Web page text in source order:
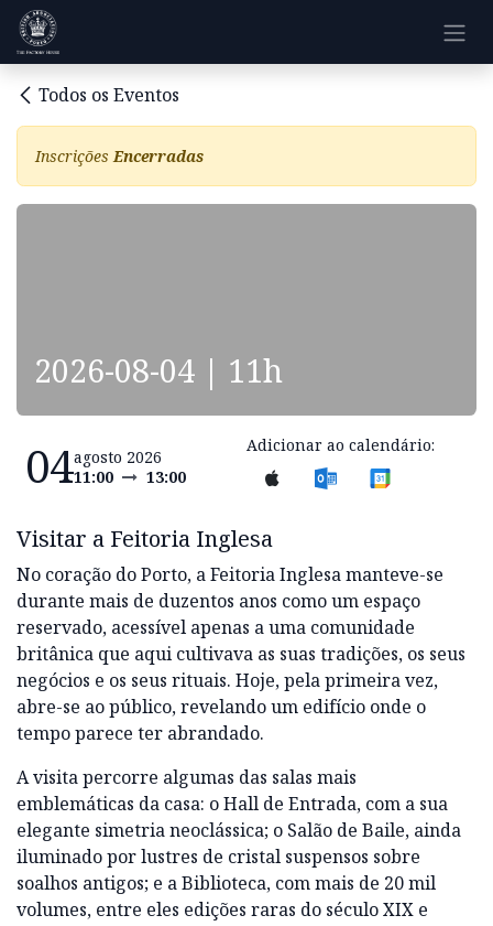
Pular para o conteúdo
Todos os Eventos
Inscrições Encerradas
2026-08-04 | 11h
04agosto 2026
11:00
13:00
Adicionar ao calendário:
Visitar a Feitoria Inglesa
No coração do Porto, a Feitoria Inglesa manteve-se
durante mais de duzentos anos como um espaço
reservado, acessível apenas a uma comunidade
britânica que aqui cultivava as suas tradições, os seus
negócios e os seus rituais. Hoje, pela primeira vez,
abre-se ao público, revelando um edifício onde o
tempo parece ter abrandado.
A visita percorre algumas das salas mais
emblemáticas da casa: o Hall de Entrada, com a sua
elegante simetria neoclássica; o Salão de Baile, ainda
iluminado por lustres de cristal suspensos sobre
soalhos antigos; e a Biblioteca, com mais de 20 mil
volumes, entre eles edições raras do século XIX e